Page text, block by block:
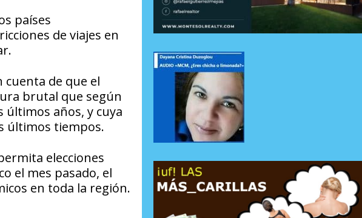
países
de viajes en
cuenta de que el
brutal que según
últimos años, y cuya
últimos tiempos.
elecciones
el mes pasado, el
en toda la región.